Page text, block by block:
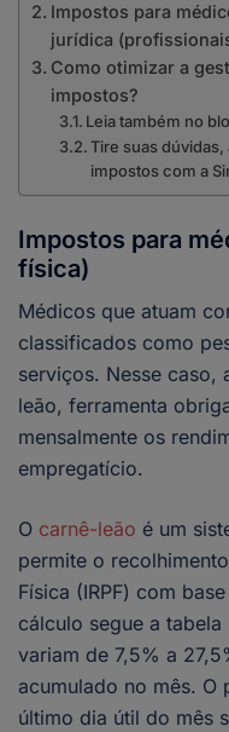
Impostos para
jurídica
Como otimizar a
impostos?
Leia também no
Tire suas
impostos com a
Impostos para
física)
Médicos que atuam
classificados como
serviços. Nesse caso,
leão, ferramenta
mensalmente os
empregatício.
O carnê-leão é um
permite o
Física (IRPF) com
cálculo segue a
variam de 7,5% a
acumulado no mês. O
último dia útil do mês